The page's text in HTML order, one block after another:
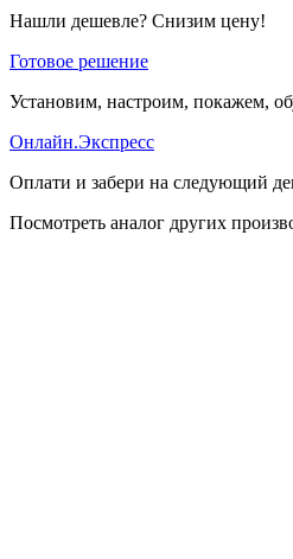
Нашли дешевле? Снизим цену!
Готовое решение
Установим, настроим, покажем,
Онлайн.Экспресс
Оплати и забери на следующий
Посмотреть аналог других